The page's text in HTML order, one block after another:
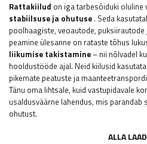
Rattakiilud on iga tarbesõiduki oluline
stabiilsuse ja ohutuse . Seda
poolhaagiste, veoautode,
peamine ülesanne on rataste tõhus
liikumise takistamine– nii nõlvadel
hooldustööde ajal. Neid kiilusid
pikemate peatuste ja
Tänu oma lihtsale, kuid vastupidavale
usaldusväärne lahendus, mis
ohutust.
ALLA